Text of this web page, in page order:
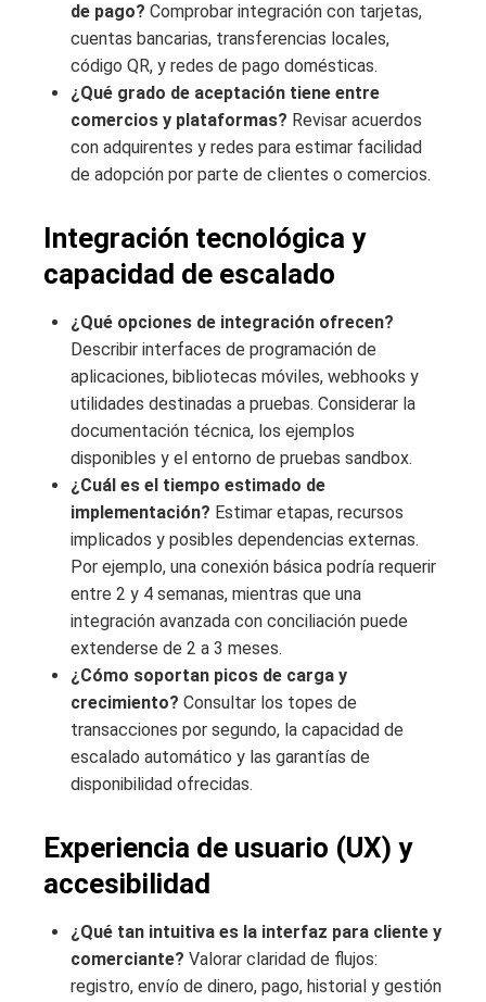
de pago? Comprobar integración con tarjetas,
cuentas bancarias, transferencias locales,
código QR, y redes de pago domésticas.
¿Qué grado de aceptación tiene entre
comercios y plataformas? Revisar acuerdos
con adquirentes y redes para estimar facilidad
de adopción por parte de clientes o comercios.
Integración tecnológica y
capacidad de escalado
¿Qué opciones de integración ofrecen?
Describir interfaces de programación de
aplicaciones, bibliotecas móviles, webhooks y
utilidades destinadas a pruebas. Considerar la
documentación técnica, los ejemplos
disponibles y el entorno de pruebas sandbox.
¿Cuál es el tiempo estimado de
implementación? Estimar etapas, recursos
implicados y posibles dependencias externas.
Por ejemplo, una conexión básica podría requerir
entre 2 y 4 semanas, mientras que una
integración avanzada con conciliación puede
extenderse de 2 a 3 meses.
¿Cómo soportan picos de carga y
crecimiento? Consultar los topes de
transacciones por segundo, la capacidad de
escalado automático y las garantías de
disponibilidad ofrecidas.
Experiencia de usuario (UX) y
accesibilidad
¿Qué tan intuitiva es la interfaz para cliente y
comerciante? Valorar claridad de flujos:
registro, envío de dinero, pago, historial y gestión